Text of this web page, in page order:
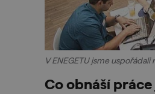
V ENEGETU jsme
Co obnáší